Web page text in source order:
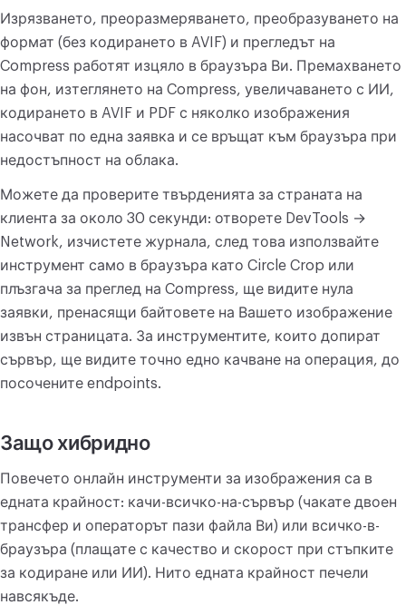
Изрязването, преоразмеряването, преобразуването на
формат (без кодирането в AVIF) и прегледът на
Compress работят изцяло в браузъра Ви. Премахването
на фон, изтеглянето на Compress, увеличаването с ИИ,
кодирането в AVIF и PDF с няколко изображения
насочват по една заявка и се връщат към браузъра при
недостъпност на облака.
Можете да проверите твърденията за страната на
клиента за около 30 секунди: отворете DevTools →
Network, изчистете журнала, след това използвайте
инструмент само в браузъра като Circle Crop или
плъзгача за преглед на Compress, ще видите нула
заявки, пренасящи байтовете на Вашето изображение
извън страницата. За инструментите, които допират
сървър, ще видите точно едно качване на операция, до
посочените endpoints.
Защо хибридно
Повечето онлайн инструменти за изображения са в
едната крайност: качи-всичко-на-сървър (чакате двоен
трансфер и операторът пази файла Ви) или всичко-в-
браузъра (плащате с качество и скорост при стъпките
за кодиране или ИИ). Нито едната крайност печели
навсякъде.